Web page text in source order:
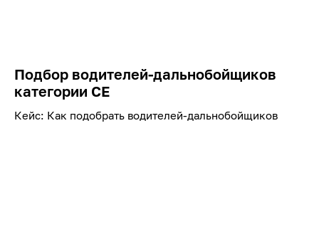
Подбор водителей-дальнобойщиков
категории СЕ
Кейс: Как подобрать водителей-дальнобойщиков